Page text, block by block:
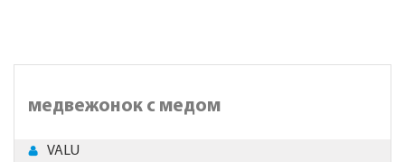
медвежонок с медом
VALU